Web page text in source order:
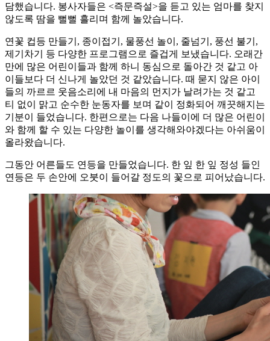
담했습니다. 봉사자들은 <즉문즉설>을 듣고 있는 엄마를 찾지
않도록 땀을 뻘뻘 흘리며 함께 놀았습니다.
연꽃 컵등 만들기, 종이접기, 물풍선 놀이, 줄넘기, 풍선 불기,
제기차기 등 다양한 프로그램으로 즐겁게 보냈습니다. 오래간
만에 많은 어린이들과 함께 하니 동심으로 돌아간 것 같고 아
이들보다 더 신나게 놀았던 것 같았습니다. 때 묻지 않은 아이
들의 까르르 웃음소리에 내 마음의 먼지가 날려가는 것 같고
티 없이 맑고 순수한 눈동자를 보며 같이 정화되어 깨끗해지는
기분이 들었습니다. 한편으로는 다음 나들이에 더 많은 어린이
와 함께 할 수 있는 다양한 놀이를 생각해와야겠다는 아쉬움이
올라왔습니다.
그동안 어른들도 연등을 만들었습니다. 한 잎 한 잎 정성 들인
연등은 두 손안에 오붓이 들어갈 정도의 꽃으로 피어났습니다.